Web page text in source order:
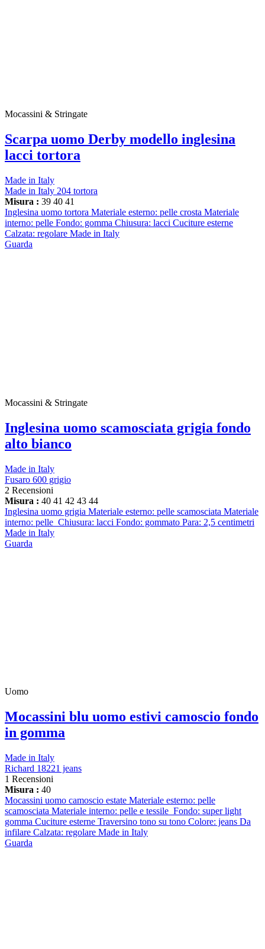
Mocassini & Stringate
Scarpa uomo Derby modello inglesina
lacci tortora
Made in Italy
Made in Italy 204 tortora
Misura : 39 40 41
Inglesina uomo tortora Materiale esterno: pelle crosta Materiale
interno: pelle Fondo: gomma Chiusura: lacci Cuciture esterne
Calzata: regolare Made in Italy
Guarda
Mocassini & Stringate
Inglesina uomo scamosciata grigia fondo
alto bianco
Made in Italy
Fusaro 600 grigio
2 Recensioni
Misura : 40 41 42 43 44
Inglesina uomo grigia Materiale esterno: pelle scamosciata Materiale
interno: pelle Chiusura: lacci Fondo: gommato Para: 2,5 centimetri
Made in Italy
Guarda
Uomo
Mocassini blu uomo estivi camoscio fondo
in gomma
Made in Italy
Richard 18221 jeans
1 Recensioni
Misura : 40
Mocassini uomo camoscio estate Materiale esterno: pelle
scamosciata Materiale interno: pelle e tessile Fondo: super light
gomma Cuciture esterne Traversino tono su tono Colore: jeans Da
infilare Calzata: regolare Made in Italy
Guarda